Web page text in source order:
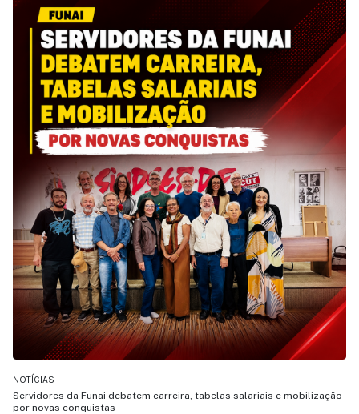
NOTÍCIAS
Servidores da Funai debatem carreira, tabelas salariais e mobilização
por novas conquistas